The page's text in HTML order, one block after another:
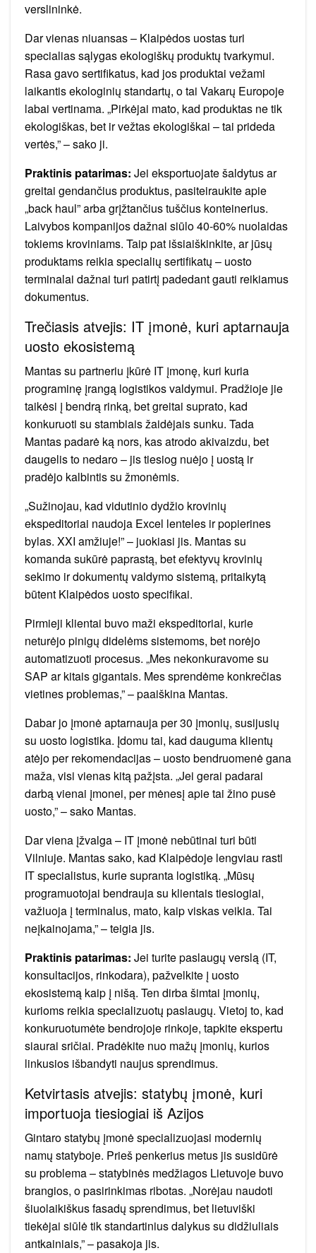
verslininkė.
Dar vienas niuansas – Klaipėdos uostas turi
specialias sąlygas ekologiškų produktų tvarkymui.
Rasa gavo sertifikatus, kad jos produktai vežami
laikantis ekologinių standartų, o tai Vakarų Europoje
labai vertinama. „Pirkėjai mato, kad produktas ne tik
ekologiškas, bet ir vežtas ekologiškai – tai prideda
vertės,” – sako ji.
Praktinis patarimas: Jei eksportuojate šaldytus ar
greitai gendančius produktus, pasiteiraukite apie
„back haul” arba grįžtančius tuščius konteinerius.
Laivybos kompanijos dažnai siūlo 40-60% nuolaidas
tokiems kroviniams. Taip pat išsiaiškinkite, ar jūsų
produktams reikia specialių sertifikatų – uosto
terminalai dažnai turi patirtį padedant gauti reikiamus
dokumentus.
Trečiasis atvejis: IT įmonė, kuri aptarnauja
uosto ekosistemą
Mantas su partneriu įkūrė IT įmonę, kuri kuria
programinę įrangą logistikos valdymui. Pradžioje jie
taikėsi į bendrą rinką, bet greitai suprato, kad
konkuruoti su stambiais žaidėjais sunku. Tada
Mantas padarė ką nors, kas atrodo akivaizdu, bet
daugelis to nedaro – jis tiesiog nuėjo į uostą ir
pradėjo kalbintis su žmonėmis.
„Sužinojau, kad vidutinio dydžio krovinių
ekspeditoriai naudoja Excel lenteles ir popierines
bylas. XXI amžiuje!” – juokiasi jis. Mantas su
komanda sukūrė paprastą, bet efektyvų krovinių
sekimo ir dokumentų valdymo sistemą, pritaikytą
būtent Klaipėdos uosto specifikai.
Pirmieji klientai buvo maži ekspeditoriai, kurie
neturėjo pinigų didelėms sistemoms, bet norėjo
automatizuoti procesus. „Mes nekonkuravome su
SAP ar kitais gigantais. Mes sprendėme konkrečias
vietines problemas,” – paaiškina Mantas.
Dabar jo įmonė aptarnauja per 30 įmonių, susijusių
su uosto logistika. Įdomu tai, kad dauguma klientų
atėjo per rekomendacijas – uosto bendruomenė gana
maža, visi vienas kitą pažįsta. „Jei gerai padarai
darbą vienai įmonei, per mėnesį apie tai žino pusė
uosto,” – sako Mantas.
Dar viena įžvalga – IT įmonė nebūtinai turi būti
Vilniuje. Mantas sako, kad Klaipėdoje lengviau rasti
IT specialistus, kurie supranta logistiką. „Mūsų
programuotojai bendrauja su klientais tiesiogiai,
važiuoja į terminalus, mato, kaip viskas veikia. Tai
neįkainojama,” – teigia jis.
Praktinis patarimas: Jei turite paslaugų verslą (IT,
konsultacijos, rinkodara), pažvelkite į uosto
ekosistemą kaip į nišą. Ten dirba šimtai įmonių,
kurioms reikia specializuotų paslaugų. Vietoj to, kad
konkuruotumėte bendrojoje rinkoje, tapkite ekspertu
siaurai sričiai. Pradėkite nuo mažų įmonių, kurios
linkusios išbandyti naujus sprendimus.
Ketvirtasis atvejis: statybų įmonė, kuri
importuoja tiesiogiai iš Azijos
Gintaro statybų įmonė specializuojasi modernių
namų statyboje. Prieš penkerius metus jis susidūrė
su problema – statybinės medžiagos Lietuvoje buvo
brangios, o pasirinkimas ribotas. „Norėjau naudoti
šiuolaikiškus fasadų sprendimus, bet lietuviški
tiekėjai siūlė tik standartinius dalykus su didžiuliais
antkainiais,” – pasakoja jis.